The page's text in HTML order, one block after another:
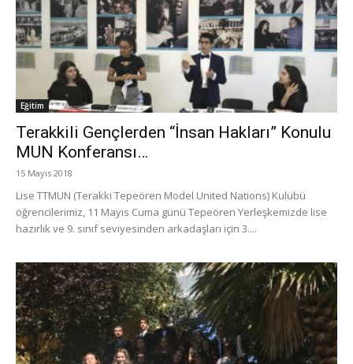
Eğitim
Terakkili Gençlerden “İnsan Hakları” Konulu
MUN Konferansı…
15 Mayıs 2018
Lise TTMUN (Terakki Tepeören Model United Nations) Kulübü
öğrencilerimiz, 11 Mayıs Cuma günü Tepeören Yerleşkemizde lise
hazırlık ve 9. sınıf seviyesinden arkadaşları için 3....